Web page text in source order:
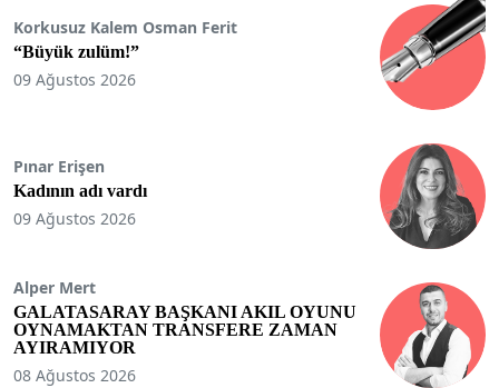
Korkusuz Kalem Osman Ferit
“Büyük zulüm!”
09 Ağustos 2026
Pınar Erişen
Kadının adı vardı
09 Ağustos 2026
Alper Mert
GALATASARAY BAŞKANI AKIL OYUNU
OYNAMAKTAN TRANSFERE ZAMAN
AYIRAMIYOR
08 Ağustos 2026